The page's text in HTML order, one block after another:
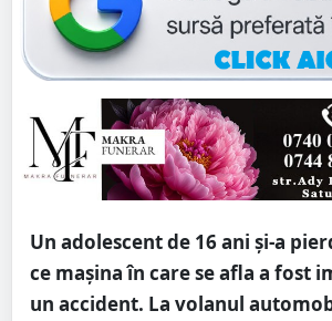
Un adolescent de 16 ani și-a
ce mașina în care se afla a fost
un accident. La volanul